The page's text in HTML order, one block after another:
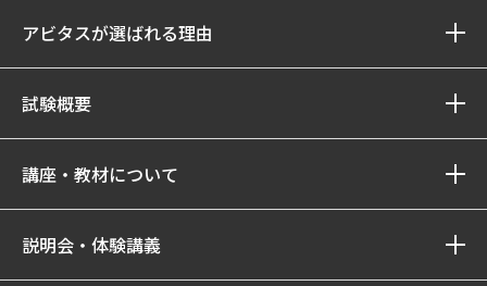
アビタスが選ばれる理由
試験概要
講座・教材について
説明会・体験講義